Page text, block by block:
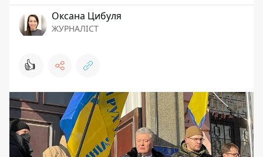
Оксана Цибуля
ЖУРНАЛІСТ
👍